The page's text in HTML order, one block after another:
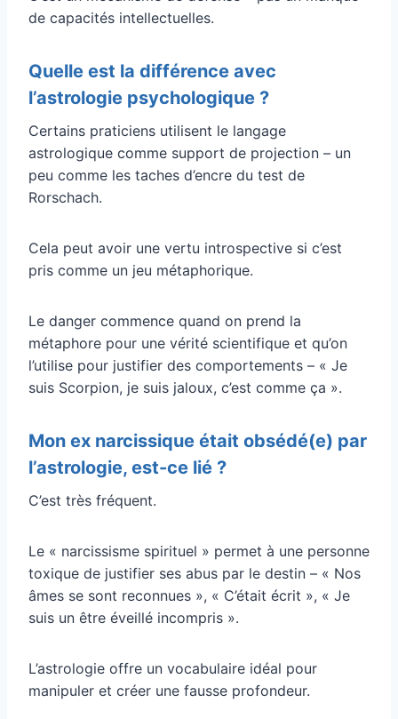
de capacités intellectuelles.
Quelle est la différence avec
l’astrologie psychologique ?
Certains praticiens utilisent le langage
astrologique comme support de projection – un
peu comme les taches d’encre du test de
Rorschach.
Cela peut avoir une vertu introspective si c’est
pris comme un jeu métaphorique.
Le danger commence quand on prend la
métaphore pour une vérité scientifique et qu’on
l’utilise pour justifier des comportements – « Je
suis Scorpion, je suis jaloux, c’est comme ça ».
Mon ex narcissique était obsédé(e) par
l’astrologie, est-ce lié ?
C’est très fréquent.
Le « narcissisme spirituel » permet à une personne
toxique de justifier ses abus par le destin – « Nos
âmes se sont reconnues », « C’était écrit », « Je
suis un être éveillé incompris ».
L’astrologie offre un vocabulaire idéal pour
manipuler et créer une fausse profondeur.